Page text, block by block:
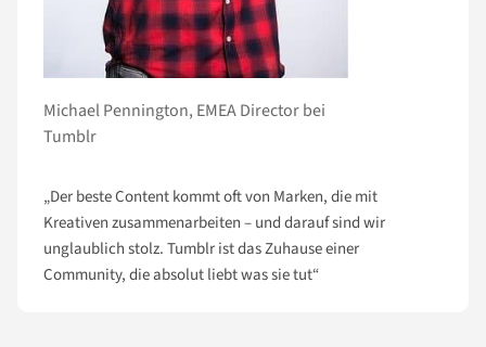
Michael Pennington, EMEA Director bei
Tumblr
„Der beste Content kommt oft von Marken, die mit
Kreativen zusammenarbeiten – und darauf sind wir
unglaublich stolz. Tumblr ist das Zuhause einer
Community, die absolut liebt was sie tut“